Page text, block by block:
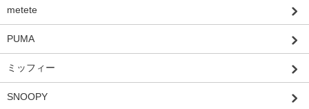
metete
PUMA
ミッフィー
SNOOPY